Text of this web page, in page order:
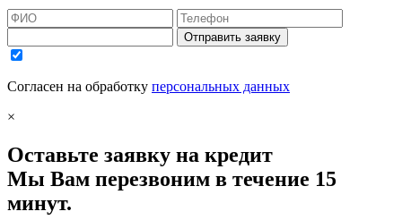
Отправить заявку
Согласен на обработку персональных данных
×
Оставьте заявку на кредит
Мы Вам перезвоним в течение 15
минут.